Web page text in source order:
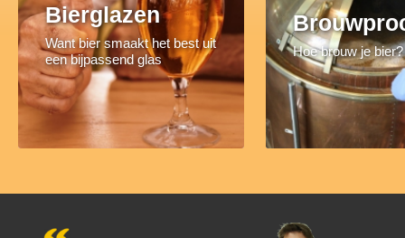
Bierglazen
Want bier smaakt het best uit
een bijpassend glas
Hoe brouw je bier?